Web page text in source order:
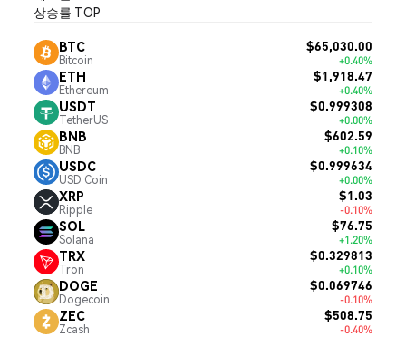
상승률 TOP
BTC
Bitcoin
$65,030.00
+0.40%
ETH
Ethereum
$1,918.47
+0.40%
USDT
TetherUS
$0.999308
+0.00%
BNB
BNB
$602.59
+0.10%
USDC
USD Coin
$0.999634
+0.00%
XRP
Ripple
$1.03
-0.10%
SOL
Solana
$76.75
+1.20%
TRX
Tron
$0.329813
+0.10%
DOGE
Dogecoin
$0.069746
-0.10%
ZEC
Zcash
$508.75
-0.40%